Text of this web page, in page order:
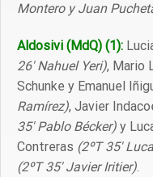
Montero y Juan
Aldosivi (MdQ) (1):
26′ Nahuel Yeri), Mario
Schunke y Emanuel
Ramírez), Javier
35′ Pablo Bécker) y
Contreras (2ºT 35′
(2ºT 35′ Javier Iritier)